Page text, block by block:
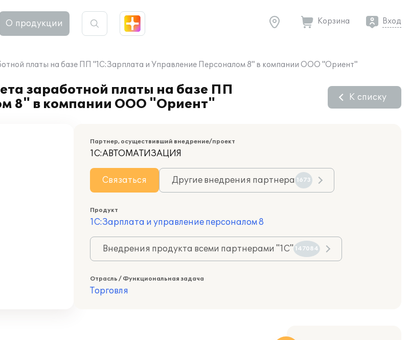
О продукции Корзина Вход
платы на базе ПП "1С:Зарплата и Управление Персоналом 8" в компании ООО "Ориент"
заработной платы на базе ПП
8" в компании ООО "Ориент"
К списку
Партнер, осуществивший внедрение/проект
1С:АВТОМАТИЗАЦИЯ
Связаться Другие внедрения партнера 1673
Продукт
1С:Зарплата и управление персоналом 8
Внедрения продукта всеми партнерами "1С" 147084
Отрасль / Функциональная задача
Торговля